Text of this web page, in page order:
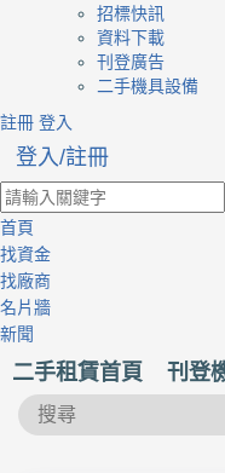
招標快訊
資料下載
刊登廣告
二手機具設備
註冊 登入
登入/註冊
首頁
找資金
找廠商
名片牆
新聞
二手租賃首頁 刊登